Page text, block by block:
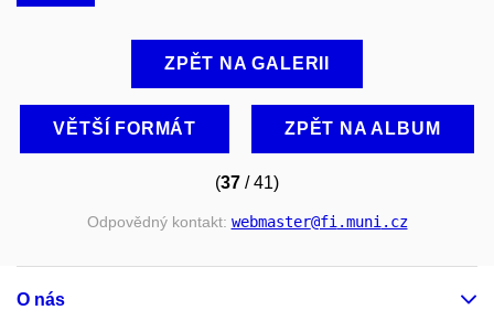
ZPĚT NA GALERII
VĚTŠÍ FORMÁT ZPĚT NA ALBUM
(37 / 41)
Odpovědný kontakt: webmaster@fi.muni.cz
O nás